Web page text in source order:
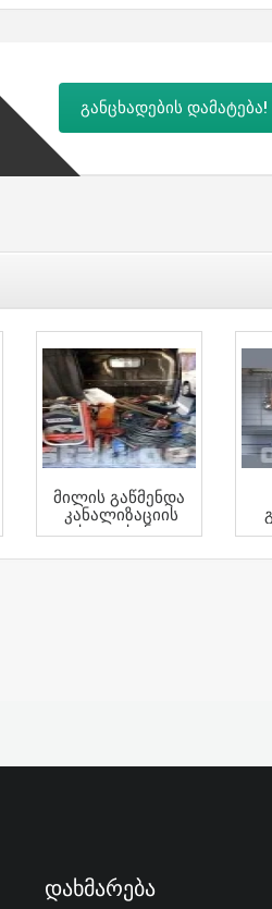
განცხადების დამატება!
Მილის Გაწმენდა
Კანალიზაციის
Ხელოსანი
Დახმარება